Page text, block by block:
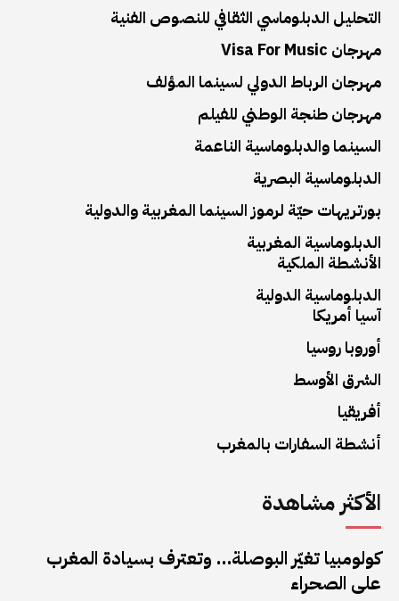
التحليل الدبلوماسي الثقافي للنصوص الفنية
مهرجان Visa For Music
مهرجان الرباط الدولي لسينما المؤلف
مهرجان طنجة الوطني للفيلم
السينما والدبلوماسية الناعمة
الدبلوماسية البصرية
بورتريهات حيّة لرموز السينما المغربية والدولية
الدبلوماسية المغربية
الأنشطة الملكية
الدبلوماسية الدولية
آسيا أمريكا
أوروبا روسيا
الشرق الأوسط
أفريقيا
أنشطة السفارات بالمغرب
الأكثر مشاهدة
كولومبيا تغيّر البوصلة… وتعترف بسيادة المغرب
على الصحراء